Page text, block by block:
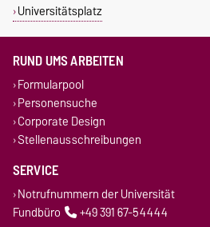
Universitätsplatz
RUND UMS ARBEITEN
Formularpool
Personensuche
Corporate Design
Stellenausschreibungen
SERVICE
Notrufnummern der Universität
Fundbüro
+49 391 67-54444